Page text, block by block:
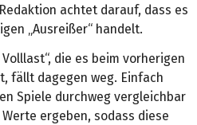
achtet darauf, dass es
„Ausreißer“ handelt.
die es beim vorherigen
fällt dagegen weg. Einfach
Spiele durchweg vergleichbar
ergeben, sodass diese